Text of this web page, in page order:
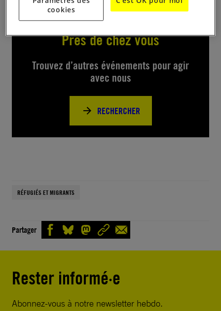
Près de chez vous
Trouvez d’autres événements pour agir
avec nous
RECHERCHER
RÉFUGIÉS ET MIGRANTS
Partager
Rester informé·e
Abonnez-vous à notre newsletter hebdo.
cookies